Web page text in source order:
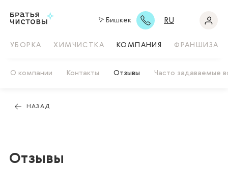
Бишкек RU
УБОРКА ХИМЧИСТКА КОМПАНИЯ ФРАНШИЗА
О компании Контакты Отзывы Часто задаваемые
НАЗАД
Отзывы